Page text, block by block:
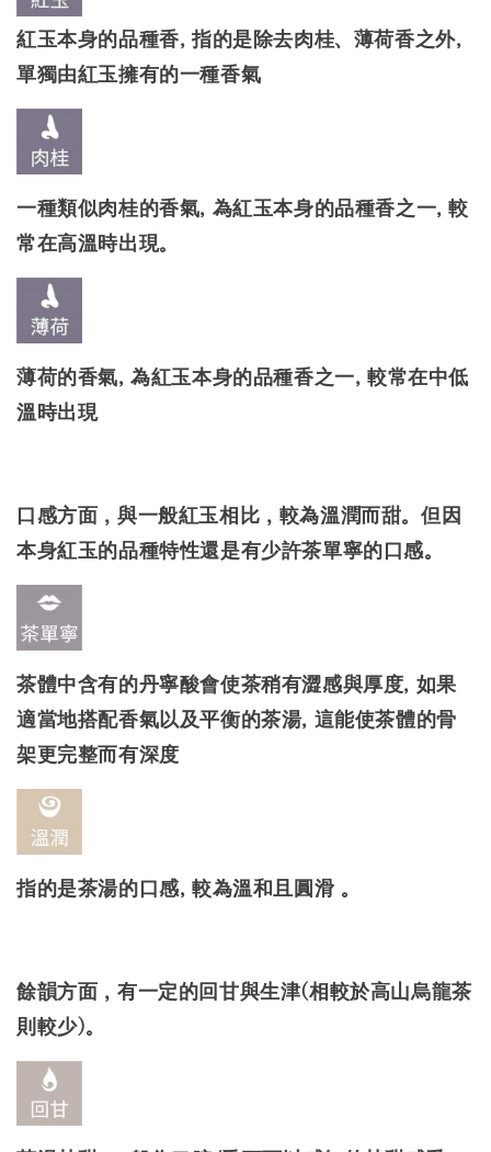
紅玉本身的品種香, 指的是除去肉桂、薄荷香之外,
單獨由紅玉擁有的一種香氣
一種類似肉桂的香氣, 為紅玉本身的品種香之一, 較
常在高溫時出現。
薄荷的香氣, 為紅玉本身的品種香之一, 較常在中低
溫時出現
口感方面 ，與一般紅玉相比，較為溫潤而甜。但因
本身紅玉的品種特性還是有少許茶單寧的口感。
茶體中含有的丹寧酸會使茶稍有澀感與厚度, 如果
適當地搭配香氣以及平衡的茶湯, 這能使茶體的骨
架更完整而有深度
指的是茶湯的口感, 較為溫和且圓滑 。
餘韻方面 ，有一定的回甘與生津(相較於高山烏龍茶
則較少)。